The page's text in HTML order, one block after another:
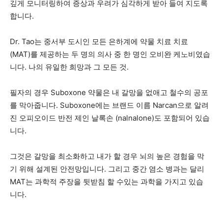
깊게 모니터링하여 증상과 우려가 심각하게 받아 들여 지도록
합니다.
Dr. Tao는 중서부 도시인 모든 은하계에 약물 치료 치료
(MAT)를 제공하는 두 명의 의사 중 한 명인 오비완 케노비였습
니다. 나의 유일한 희망과 그 모든 것.
필자의 경우 Suboxone 약물은 내 갈망을 없애고 철수의 공포
를 막아줍니다. Suboxone에는 브랜드 이름 Narcan으로 알려
진 오피오이드 반전 제인 날록손 (nalnalone)도 포함되어 있습
니다.
그것은 갈망을 최소화하고 내가 할 경우 뇌의 높은 경험을 막
기 위해 설계된 안전망입니다. 그리고 중간 염소 병과는 달리
MAT는 과학적 주장을 뒷받침 할 수있는 과학을 가지고 있습
니다.